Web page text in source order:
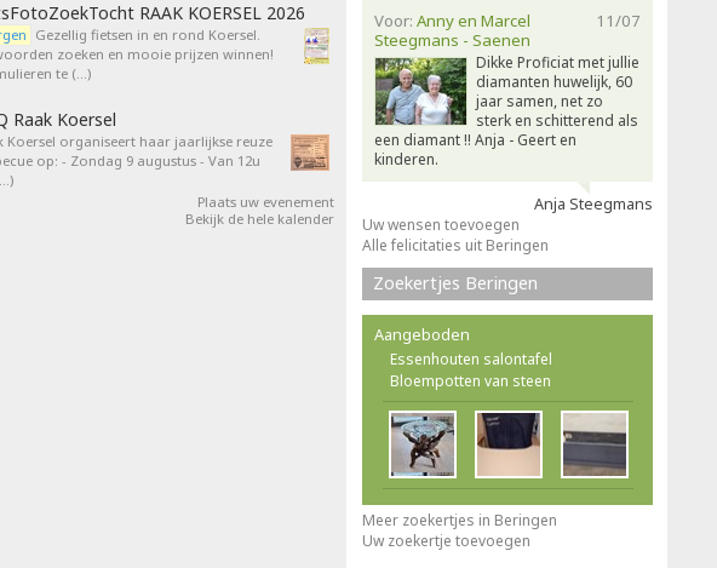
RAAK KOERSEL 2026
Gezellig fietsen in en rond Koersel.
zoeken en mooie prijzen winnen!
te (…)
Raak Koersel
Koersel organiseert haar jaarlijkse reuze
op: - Zondag 9 augustus - Van 12u
Plaats uw evenement
Bekijk de hele kalender
11/07
Voor: Anny en Marcel
Steegmans - Saenen
Dikke Proficiat met jullie
diamanten huwelijk, 60
jaar samen, net zo
sterk en schitterend als
een diamant !! Anja - Geert en
kinderen.
Anja Steegmans
Uw wensen toevoegen
Alle felicitaties uit Beringen
Zoekertjes Beringen
Aangeboden
Essenhouten salontafel
Bloempotten van steen
Meer zoekertjes in Beringen
Uw zoekertje toevoegen